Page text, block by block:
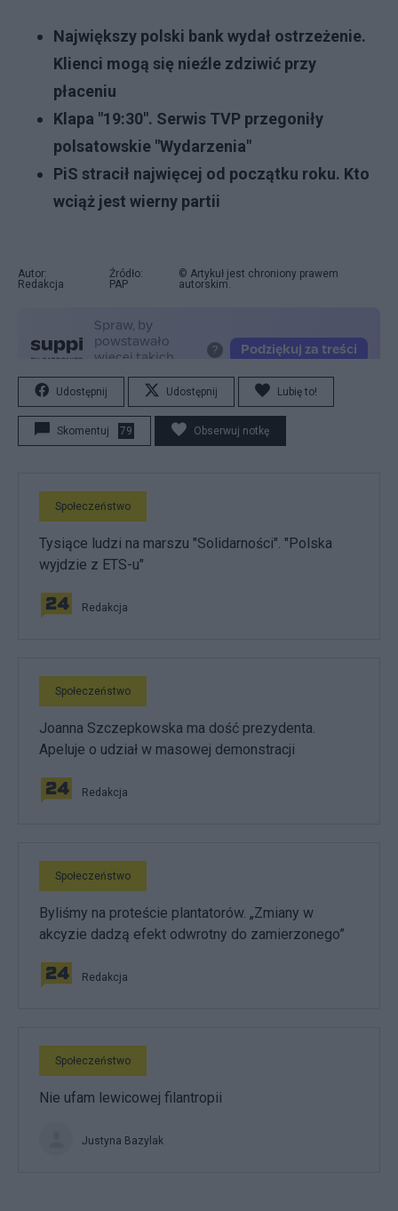
Największy polski bank wydał ostrzeżenie.
Klienci mogą się nieźle zdziwić przy
płaceniu
Klapa "19:30". Serwis TVP przegoniły
polsatowskie "Wydarzenia"
PiS stracił najwięcej od początku roku. Kto
wciąż jest wierny partii
Autor:
Redakcja
Źródło:
PAP
© Artykuł jest chroniony prawem
autorskim.
Udostępnij Udostępnij Lubię to!
Skomentuj 79 Obserwuj notkę
Społeczeństwo
Tysiące ludzi na marszu "Solidarności". "Polska
wyjdzie z ETS-u"
Redakcja
Społeczeństwo
Joanna Szczepkowska ma dość prezydenta.
Apeluje o udział w masowej demonstracji
Redakcja
Społeczeństwo
Byliśmy na proteście plantatorów. „Zmiany w
akcyzie dadzą efekt odwrotny do zamierzonego”
Redakcja
Społeczeństwo
Nie ufam lewicowej filantropii
Justyna Bazylak